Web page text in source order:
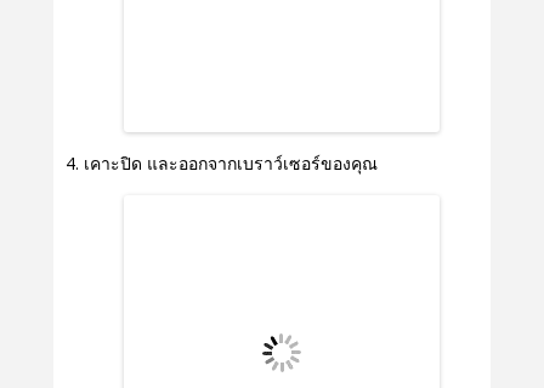
เคาะปิด และออกจากเบราว์เซอร์ของคุณ